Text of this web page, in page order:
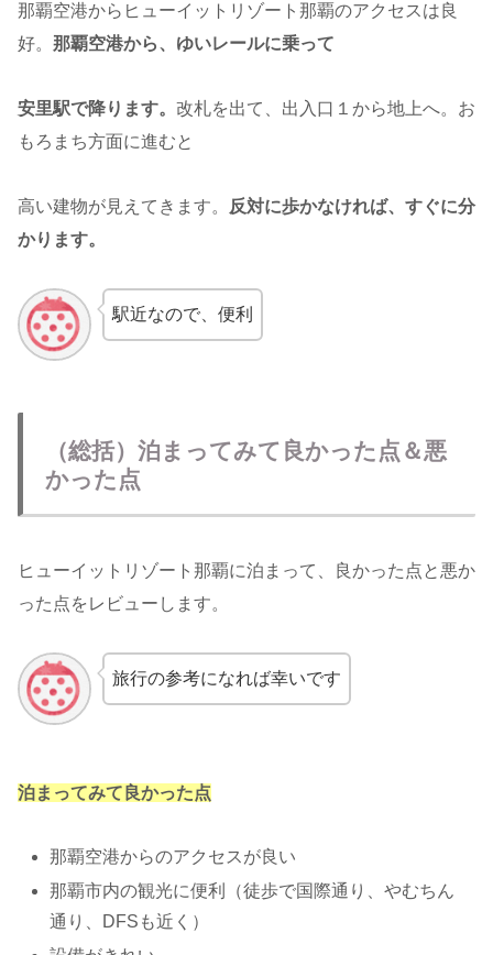
那覇空港からヒューイットリゾート那覇のアクセスは良
好。 那覇空港から、ゆいレールに乗って
安里駅で降ります。 改札を出て、出入口１から地上へ。お
もろまち方面に進むと
高い建物が見えてきます。
反対に歩かなければ、すぐに分
かります。
駅近なので、便利
（総括）泊まってみて良かった点＆悪
かった点
ヒューイットリゾート那覇に泊まって、良かった点と悪か
った点をレビューします。
旅行の参考になれば幸いです
泊まってみて良かった点
那覇空港からのアクセスが良い
那覇市内の観光に便利（徒歩で国際通り、やむちん
通り、DFSも近く）